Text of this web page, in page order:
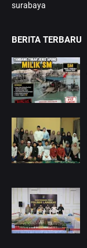
surabaya
BERITA TERBARU